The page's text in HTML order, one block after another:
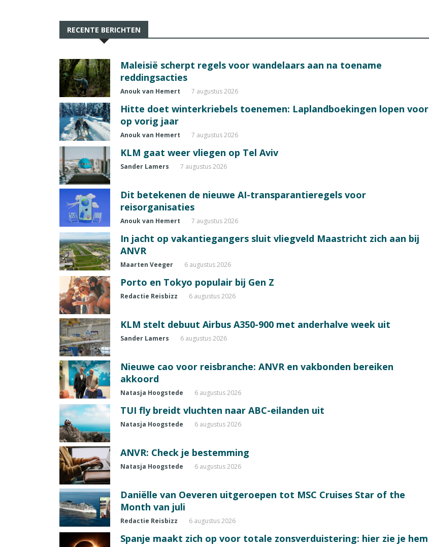
RECENTE BERICHTEN
Maleisië scherpt regels voor wandelaars aan na toename
reddingsacties
Anouk van Hemert 7 augustus 2026
Hitte doet winterkriebels toenemen: Laplandboekingen lopen voor
op vorig jaar
Anouk van Hemert 7 augustus 2026
KLM gaat weer vliegen op Tel Aviv
Sander Lamers 7 augustus 2026
Dit betekenen de nieuwe AI-transparantieregels voor
reisorganisaties
Anouk van Hemert 7 augustus 2026
In jacht op vakantiegangers sluit vliegveld Maastricht zich aan bij
ANVR
Maarten Veeger 6 augustus 2026
Porto en Tokyo populair bij Gen Z
Redactie Reisbizz 6 augustus 2026
KLM stelt debuut Airbus A350-900 met anderhalve week uit
Sander Lamers 6 augustus 2026
Nieuwe cao voor reisbranche: ANVR en vakbonden bereiken
akkoord
Natasja Hoogstede 6 augustus 2026
TUI fly breidt vluchten naar ABC-eilanden uit
Natasja Hoogstede 6 augustus 2026
ANVR: Check je bestemming
Natasja Hoogstede 6 augustus 2026
Daniëlle van Oeveren uitgeroepen tot MSC Cruises Star of the
Month van juli
Redactie Reisbizz 6 augustus 2026
Spanje maakt zich op voor totale zonsverduistering: hier zie je hem